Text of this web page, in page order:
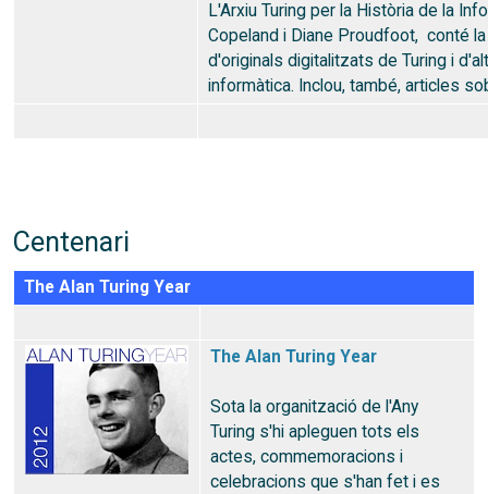
L'Arxiu Turing per la Història de la
Copeland i Diane Proudfoot, conté
d'originals digitalitzats de Turing i
informàtica. Inclou, també, articles
Centenari
The Alan Turing Year
The Alan Turing Year
Sota la organització de l'Any
Turing s'hi apleguen tots els
actes, commemoracions i
celebracions que s'han fet i es